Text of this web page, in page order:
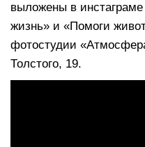
выложены в
жизнь» и «Помоги
фотостудии
Толстого, 19.